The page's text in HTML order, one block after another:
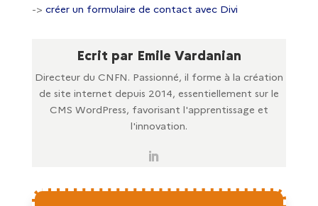
-> créer un formulaire de contact avec Divi
Ecrit par Emile Vardanian
Directeur du CNFN. Passionné, il forme à la création
de site internet depuis 2014, essentiellement sur le
CMS WordPress, favorisant l'apprentissage et
l'innovation.